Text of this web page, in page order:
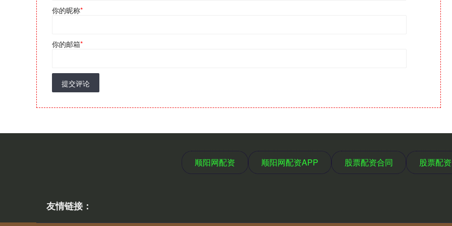
你的昵称*
你的邮箱*
提交评论
顺阳网配资 顺阳网配资APP 股票配资合同 股票配
友情链接：